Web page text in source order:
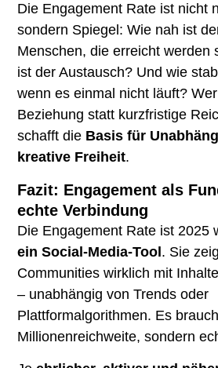
Die Engagement Rate ist nicht
sondern Spiegel: Wie nah ist
Menschen, die erreicht werden
ist der Austausch? Und wie
wenn es einmal nicht läuft?
Beziehung statt kurzfristige
schafft die Basis für
kreative Freiheit.
Fazit: Engagement als
echte Verbindung
Die Engagement Rate ist 2025
einSocial-Media-Tool. Sie
Communities wirklich mit
– unabhängig von Trends oder
Plattformalgorithmen. Es
Millionenreichweite, sondern